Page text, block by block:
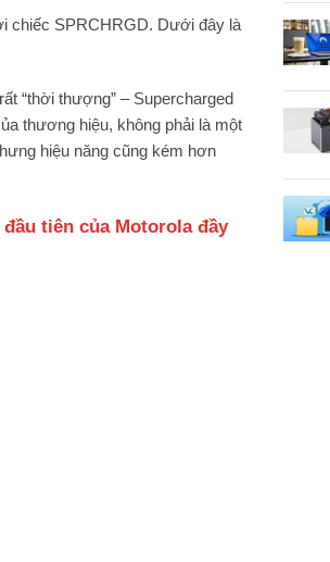
chiếc SPRCHRGD. Dưới đây là
“thời thượng” – Supercharged
thương hiệu, không phải là một
hiệu năng cũng kém hơn
tiên của Motorola đầy